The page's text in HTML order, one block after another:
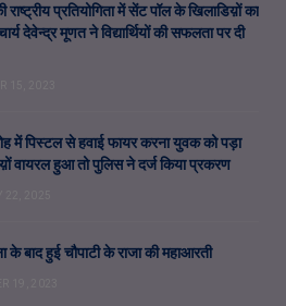
राष्ट्रीय प्रतियोगिता में सेंट पॉल के खिलाडिय़ों का
देवेन्द्र मूणत ने विद्यार्थियों की सफलता पर दी
में पिस्टल से हवाई फायर करना युवक को पड़ा
वायरल हुआ तो पुलिस ने दर्ज किया प्रकरण
के बाद हुई चौपाटी के राजा की महाआरती